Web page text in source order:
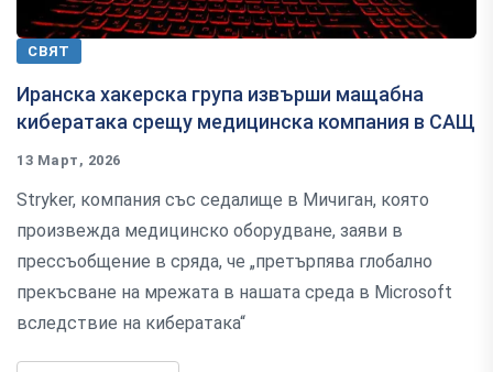
СВЯТ
Иранска хакерска група извърши мащабна
кибератака срещу медицинска компания в САЩ
13 Март, 2026
Stryker, компания със седалище в Мичиган, която
произвежда медицинско оборудване, заяви в
прессъобщение в сряда, че „претърпява глобално
прекъсване на мрежата в нашата среда в Microsoft
вследствие на кибератака“